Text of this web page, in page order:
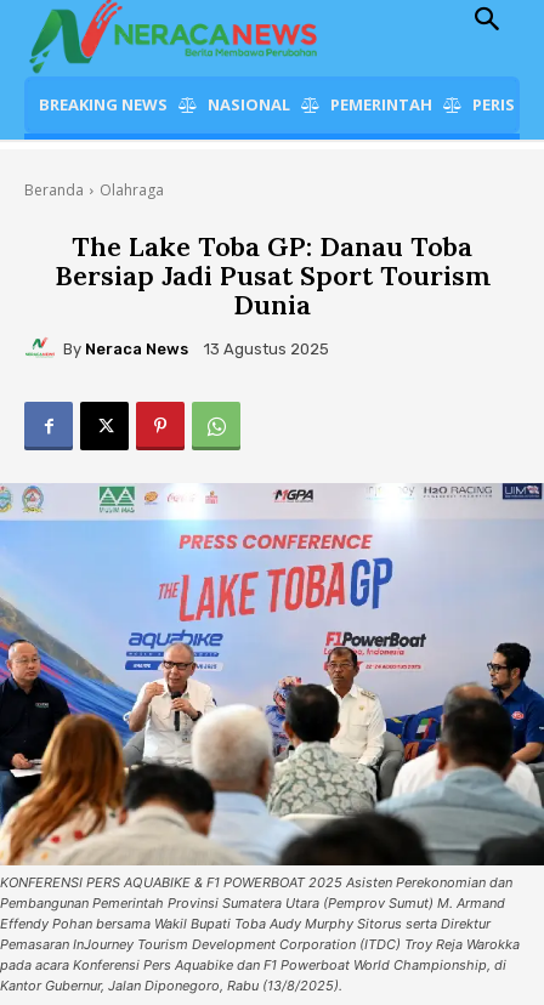
BREAKING NEWS NASIONAL PEMERINTAH
Beranda Olahraga
The Lake Toba GP: Danau Toba
Bersiap Jadi Pusat Sport Tourism
Dunia
By Neraca News 13 Agustus 2025
KONFERENSI PERS AQUABIKE & F1 POWERBOAT 2025 Asisten Perekonomian dan
Pembangunan Pemerintah Provinsi Sumatera Utara (Pemprov Sumut) M. Armand
Effendy Pohan bersama Wakil Bupati Toba Audy Murphy Sitorus serta Direktur
Pemasaran InJourney Tourism Development Corporation (ITDC) Troy Reja Warokka
pada acara Konferensi Pers Aquabike dan F1 Powerboat World Championship, di
Kantor Gubernur, Jalan Diponegoro, Rabu (13/8/2025).